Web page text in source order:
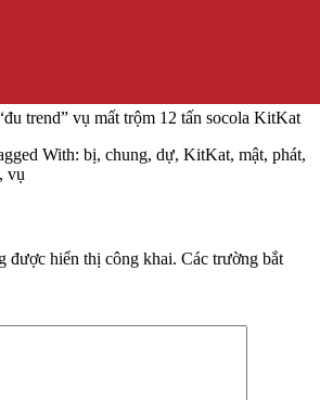
trend” vụ mất trộm 12 tấn socola KitKat
With: bị, chung, dự, KitKat, mật, phát,
, vụ
được hiển thị công khai. Các trường bắt